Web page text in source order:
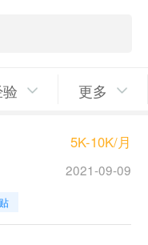
更多
5K-10K/月
2021-09-09